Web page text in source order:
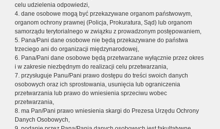
celu udzielenia odpowiedzi,
4. dane osobowe mogą być przekazywane organom państwowym,
organom ochrony prawnej (Policja, Prokuratura, Sąd) lub organom
samorządu terytorialnego w związku z prowadzonym postępowaniem,
5. Pana/Pani dane osobowe nie będą przekazywane do państwa
trzeciego ani do organizacji międzynarodowej,
6. Pana/Pani dane osobowe będą przetwarzane wyłącznie przez okres
i w zakresie niezbędnym do realizacji celu przetwarzania,
7. przysługuje Panu/Pani prawo dostępu do treści swoich danych
osobowych oraz ich sprostowania, usunięcia lub ograniczenia
przetwarzania lub prawo do wniesienia sprzeciwu wobec
przetwarzania,
8. ma Pan/Pani prawo wniesienia skargi do Prezesa Urzędu Ochrony
Danych Osobowych,